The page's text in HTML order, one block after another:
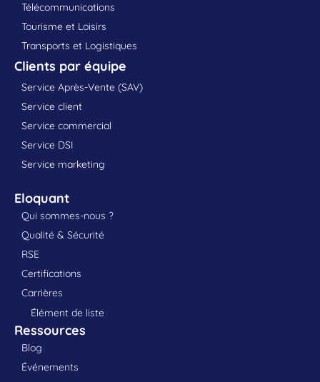
Télécommunications
Tourisme et Loisirs
Transports et Logistiques
Clients par équipe
Service Après-Vente (SAV)
Service client
Service commercial
Service DSI
Service marketing
Eloquant
Qui sommes-nous ?
Qualité & Sécurité
RSE
Certifications
Carrières
Élément de liste
Ressources
Blog
Événements